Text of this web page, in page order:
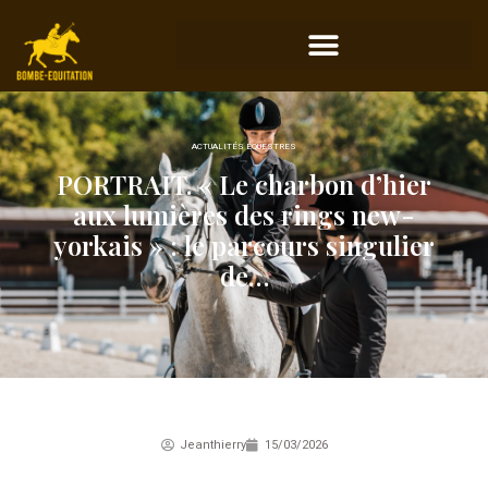
ACTUALITÉS ÉQUESTRES
PORTRAIT. « Le charbon d’hier
aux lumières des rings new-
yorkais » : le parcours singulier
de…
Jeanthierry 15/03/2026